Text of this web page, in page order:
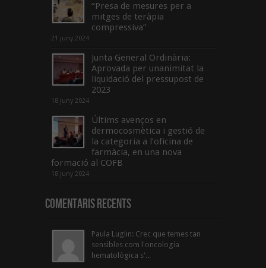
“Presa de mesures per a
mitges de teràpia
compressiva”
21 juny 2024
Junta General Ordinària:
Aprovada per unanimitat la
liquidació del pressupost de
2023
18 juny 2024
Últims avenços en
dermocosmètica i gestió de
la categoria a l’oficina de
farmàcia, en una nova
formació al COFB
18 juny 2024
Comentaris Recents
Paula Luglin: Crec que temes tan
sensibles com l'oncologia
hematològica s'...